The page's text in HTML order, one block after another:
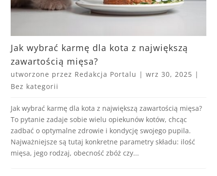
Jak wybrać karmę dla kota z największą
zawartością mięsa?
utworzone przez Redakcja Portalu |wrz 30, 2025 |
Bez kategorii
Jak wybrać karmę dla kota z największą zawartością mięsa?
To pytanie zadaje sobie wielu opiekunów kotów, chcąc
zadbać o optymalne zdrowie i kondycję swojego pupila.
Najważniejsze są tutaj konkretne parametry składu: ilość
mięsa, jego rodzaj, obecność zbóż czy...